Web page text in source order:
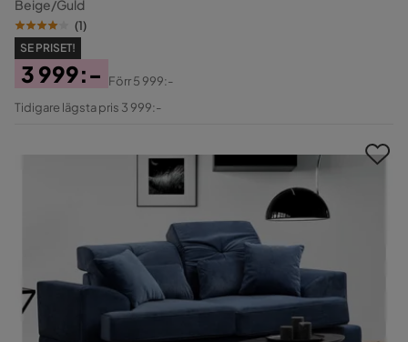
Beige/Guld
(1)
SE PRISET!
Pris
3 999:-
Original
Förr5 999:-
Tidigare lägsta pris 3 999:-